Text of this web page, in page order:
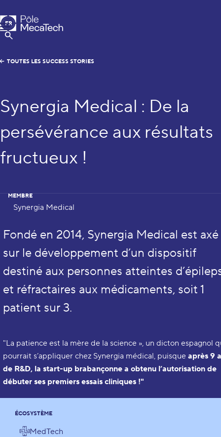
Pôle MecaTech
Menu
Afficher la Recherche
FR
EN
TOUTES LES SUCCESS STORIES
Synergia Medical : De la
persévérance aux résultats
fructueux !
MEMBRE
Synergia Medical
Fondé en 2014, Synergia Medical est axé
sur le développement d’un dispositif
destiné aux personnes atteintes
et réfractaires aux médicaments, soit 1
patient sur 3.
"La patience est la mère de la science », un dicton espagnol
pourrait s’appliquer chez Synergia médical, puisqueaprès 9
de R&D, la start-up brabançonne a obtenu l’autorisation de
débuter ses premiers essais cliniques !"
ÉCOSYSTÈME
MedTech